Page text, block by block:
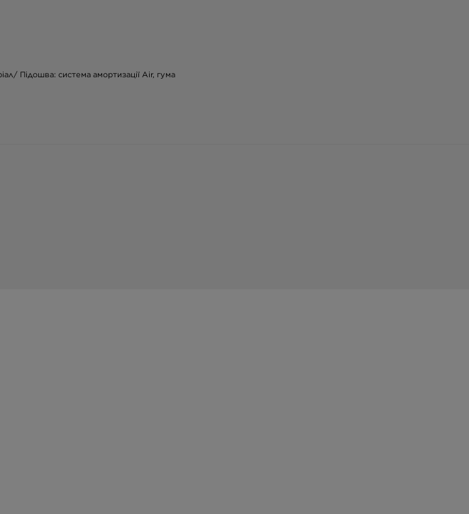
Підошва: система амортизації Air, гума